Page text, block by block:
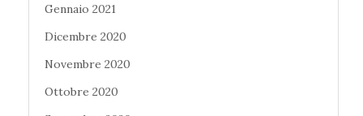
Gennaio 2021
Dicembre 2020
Novembre 2020
Ottobre 2020